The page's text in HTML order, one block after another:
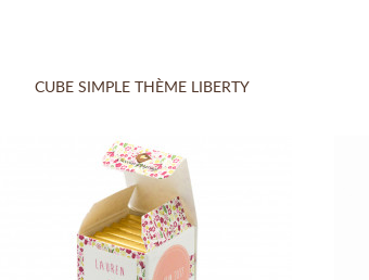
CUBE SIMPLE THÈME LIBERTY